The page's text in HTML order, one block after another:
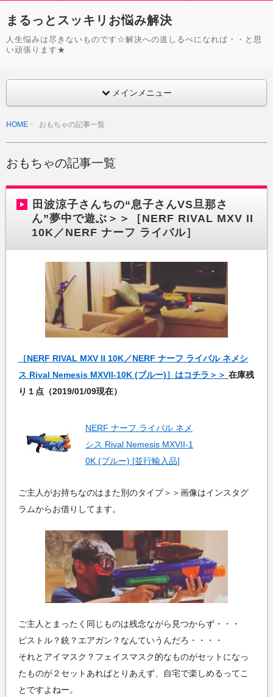
まるっとスッキリお悩み解決
人生悩みは尽きないものです☆解決への道しるべになれば・・と思
い頑張ります★
メインメニュー
HOME おもちゃの記事一覧
おもちゃの記事一覧
田波涼子さんちの“息子さんVS旦那さ
ん”夢中で遊ぶ＞＞［NERF RIVAL MXV II
10K／NERF ナーフ ライバル］
［NERF RIVAL MXV II 10K／NERF ナーフ ライバル ネメシ
ス Rival Nemesis MXVII-10K (ブルー)］はコチラ＞＞ 在庫残
り１点（2019/01/09現在）
NERF ナーフ ライバル ネメ
シス Rival Nemesis MXVII-1
0K (ブルー) [並行輸入品]
ご主人がお持ちなのはまた別のタイプ＞＞画像はインスタグ
ラムからお借りしてます。
ご主人とまったく同じものは残念ながら見つからず・・・
ピストル？銃？エアガン？なんていうんだろ・・・・
それとアイマスク？フェイスマスク的なものがセットになっ
たものが２セットあればとりあえず、自宅で楽しめるってこ
とですよねー。